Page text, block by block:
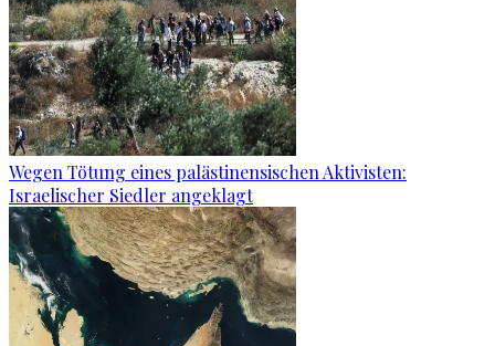
Wegen Tötung eines palästinensischen Aktivisten:
Israelischer Siedler angeklagt